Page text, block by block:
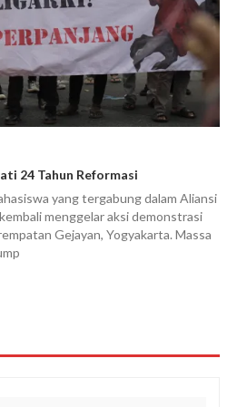
24 Tahun Reformasi
yang tergabung dalam Aliansi
menggelar aksi demonstrasi
Gejayan, Yogyakarta. Massa